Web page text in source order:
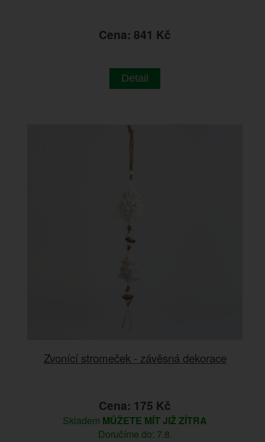
Cena: 841 Kč
Detail
Zvonící stromeček - závěsná dekorace
Cena: 175 Kč
Skladem MŮŽETE MÍT JIŽ ZÍTRA
Doručíme do: 7.8.